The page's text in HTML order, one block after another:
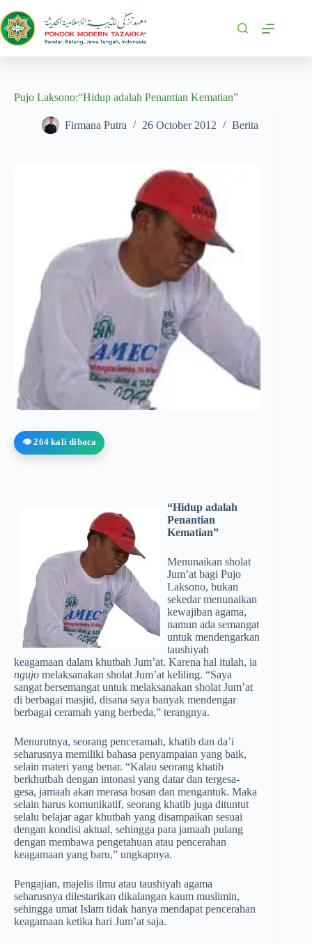
Pujo Laksono:“Hidup adalah Penantian Kematian”
Firmana Putra 26 October 2012 Berita
👁️ 264 kali dibaca
“Hidup adalah
Penantian
Kematian”
Menunaikan sholat
Jum’at bagi Pujo
Laksono, bukan
sekedar menunaikan
kewajiban agama,
namun ada semangat
untuk mendengarkan
taushiyah
keagamaan dalam khutbah Jum’at. Karena hal itulah, ia
ngujo melaksanakan sholat Jum’at keliling. “Saya
sangat bersemangat untuk melaksanakan sholat Jum’at
di berbagai masjid, disana saya banyak mendengar
berbagai ceramah yang berbeda,” terangnya.
Menurutnya, seorang penceramah, khatib dan da’i
seharusnya memiliki bahasa penyampaian yang baik,
selain materi yang benar. “Kalau seorang khatib
berkhutbah dengan intonasi yang datar dan tergesa-
gesa, jamaah akan merasa bosan dan mengantuk. Maka
selain harus komunikatif, seorang khatib juga dituntut
selalu belajar agar khutbah yang disampaikan sesuai
dengan kondisi aktual, sehingga para jamaah pulang
dengan membawa pengetahuan atau pencerahan
keagamaan yang baru,” ungkapnya.
Pengajian, majelis ilmu atau taushiyah agama
seharusnya dilestarikan dikalangan kaum muslimin,
sehingga umat Islam tidak hanya mendapat pencerahan
keagamaan ketika hari Jum’at saja.